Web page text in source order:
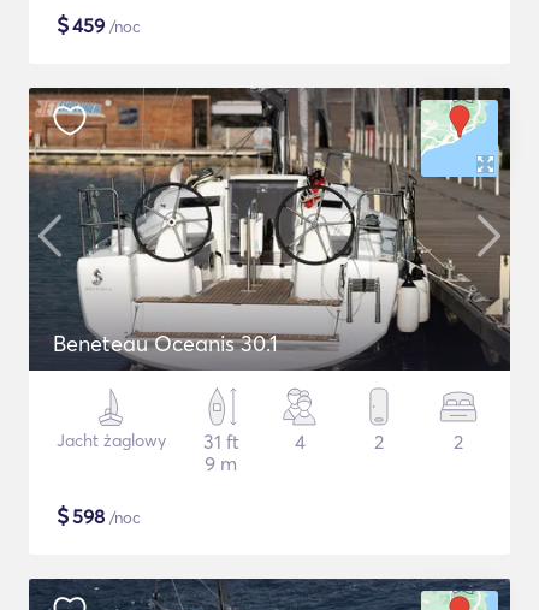
$459 /noc
Beneteau Oceanis 30.1
Jacht żaglowy
31 ft
9 m
4 2 2
$598 /noc